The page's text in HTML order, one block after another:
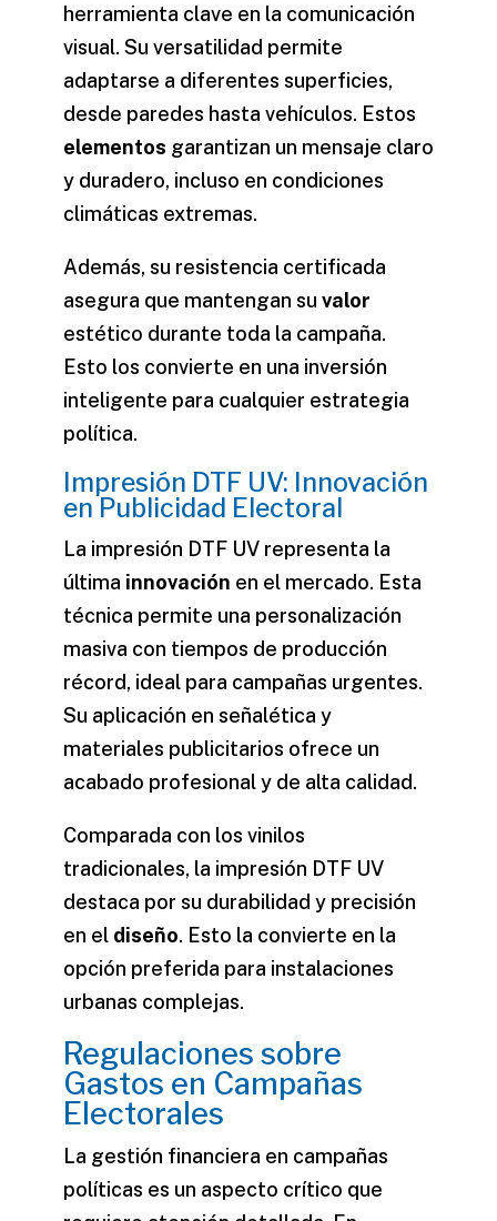
herramienta clave en la comunicación
visual. Su versatilidad permite
adaptarse a diferentes superficies,
desde paredes hasta vehículos. Estos
elementos garantizan un mensaje claro
y duradero, incluso en condiciones
climáticas extremas.
Además, su resistencia certificada
asegura que mantengan su valor
estético durante toda la campaña.
Esto los convierte en una inversión
inteligente para cualquier estrategia
política.
Impresión DTF UV: Innovación
en Publicidad Electoral
La impresión DTF UV representa la
última innovación en el mercado. Esta
técnica permite una personalización
masiva con tiempos de producción
récord, ideal para campañas urgentes.
Su aplicación en señalética y
materiales publicitarios ofrece un
acabado profesional y de alta calidad.
Comparada con los vinilos
tradicionales, la impresión DTF UV
destaca por su durabilidad y precisión
en el diseño. Esto la convierte en la
opción preferida para instalaciones
urbanas complejas.
Regulaciones sobre
Gastos en Campañas
Electorales
La gestión financiera en campañas
políticas es un aspecto crítico que